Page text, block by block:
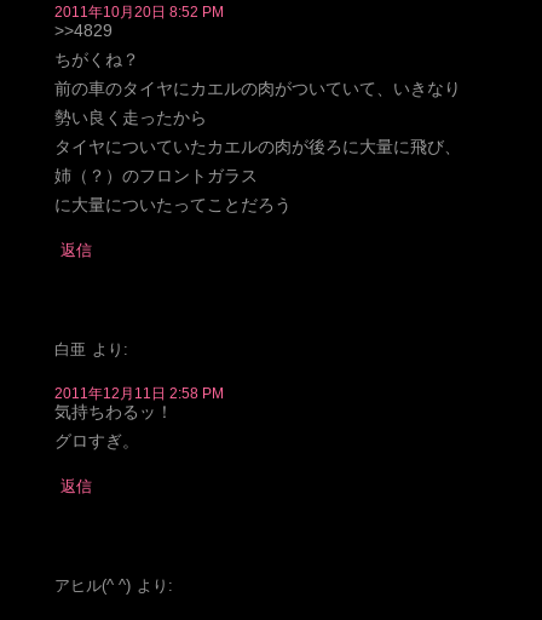
2011年10月20日 8:52 PM
>>4829
ちがくね？
前の車のタイヤにカエルの肉がついていて、いきなり
勢い良く走ったから
タイヤについていたカエルの肉が後ろに大量に飛び、
姉（？）のフロントガラス
に大量についたってことだろう
返信
白亜 より:
2011年12月11日 2:58 PM
気持ちわるッ！
グロすぎ。
返信
アヒル(^ ^) より: